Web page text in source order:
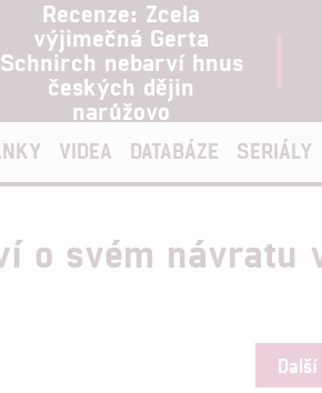
Recenze: Zcela
výjimečná Gerta
Schnirch nebarví hnus
českých dějin
narůžovo
VIDEA DATABÁZE SERIÁLY
o svém návratu
Další